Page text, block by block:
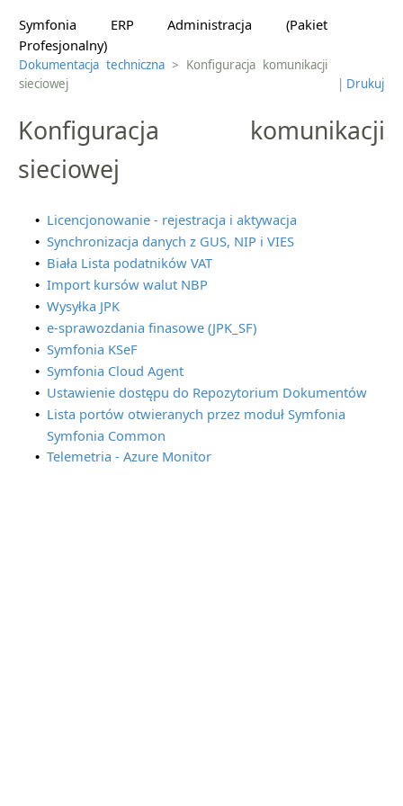
Symfonia ERP Administracja (Pakiet
Profesjonalny)
Dokumentacja techniczna > Konfiguracja komunikacji
sieciowej
| Drukuj
Konfiguracja komunikacji
sieciowej
• Licencjonowanie - rejestracja i aktywacja
• Synchronizacja danych z GUS, NIP i VIES
• Biała Lista podatników VAT
• Import kursów walut NBP
• Wysyłka JPK
• e-sprawozdania finasowe (JPK_SF)
• Symfonia KSeF
• Symfonia Cloud Agent
• Ustawienie dostępu do Repozytorium Dokumentów
• Lista portów otwieranych przez moduł Symfonia
Symfonia Common
• Telemetria - Azure Monitor